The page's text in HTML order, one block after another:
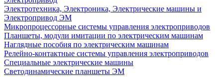
Электротехника, Электроника, Электрические машины и
Электропривод ЭМ
Микропроцессорные системы управления электроприводов
Планшеты, модули имитации по электрическим машинам
Наглядные пособия по электрическим машинам
Релейно-контактные системы управления электроприводов
Специальные электрические машины
Светодинамические планшеты ЭМ